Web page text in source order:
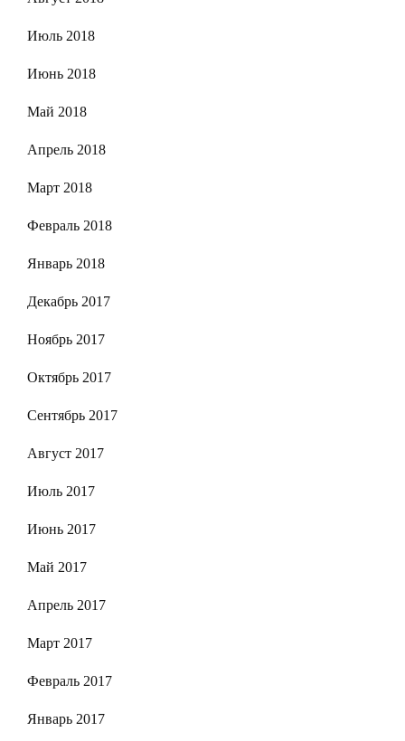
Июль 2018
Июнь 2018
Май 2018
Апрель 2018
Март 2018
Февраль 2018
Январь 2018
Декабрь 2017
Ноябрь 2017
Октябрь 2017
Сентябрь 2017
Август 2017
Июль 2017
Июнь 2017
Май 2017
Апрель 2017
Март 2017
Февраль 2017
Январь 2017